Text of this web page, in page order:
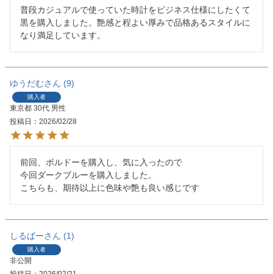
普段カジュアルで使っていた時計をビジネス仕様にしたくて
黒を購入しました。艶感と程よい厚みで品格あるスタイルに
なり満足しています。
ゆうだむ 9
購入者
東京都 30代 男性
投稿日
2026/02/28
前回、ボルドーを購入し、気に入ったので
今回ダークブルーを購入しました。
こちらも、期待以上に色味や艶も良い感じです
しるばー 1
購入者
非公開